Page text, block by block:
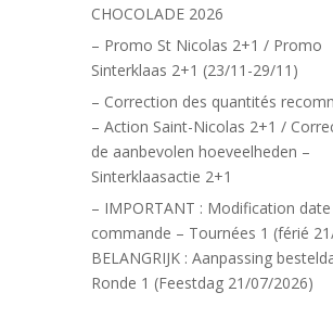
CHOCOLADE 2026
– Promo St Nicolas 2+1 / Promo
Sinterklaas 2+1 (23/11-29/11)
– Correction des quantités
– Action Saint-Nicolas 2+1 /
de aanbevolen hoeveelheden –
Sinterklaasactie 2+1
– IMPORTANT : Modification date
commande – Tournées 1 (férié
BELANGRIJK : Aanpassing
Ronde 1 (Feestdag 21/07/2026)